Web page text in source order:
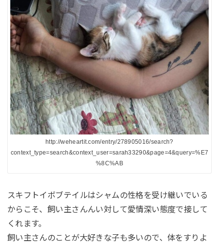
http://weheartit.com/entry/278905016/search?
context_type=search&context_user=sarah33290&page=4&query=%E7
%8C%AB
スキフトイボブテイルはシャムの性格を受け継いでいる
からこそ、飼い主さんんい対して愛情深い態度で接して
くれます。
飼い主さんのことが大好きな子も多いので、体をすりよ